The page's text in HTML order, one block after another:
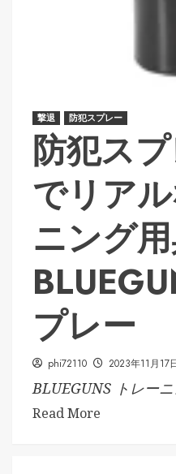
撃退 防犯スプレー
防犯ス
でリア
ニング
プレー
phi72110 2023年11月17
BLUEGUNS トレー
Read More